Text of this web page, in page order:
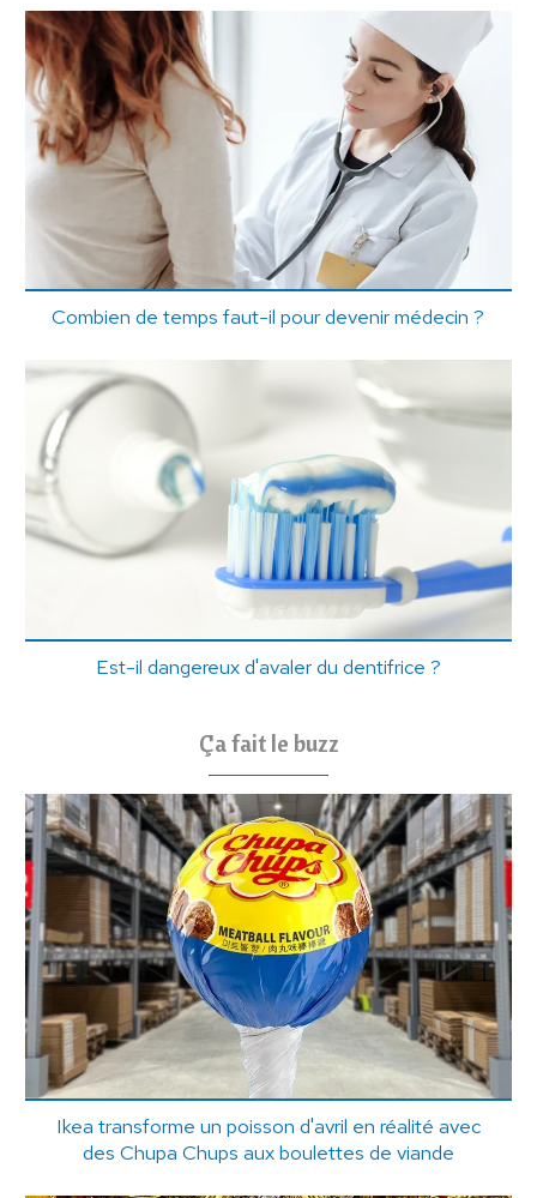
Combien de temps faut-il pour devenir médecin ?
Est-il dangereux d'avaler du dentifrice ?
Ça fait le buzz
Ikea transforme un poisson d'avril en réalité avec
des Chupa Chups aux boulettes de viande